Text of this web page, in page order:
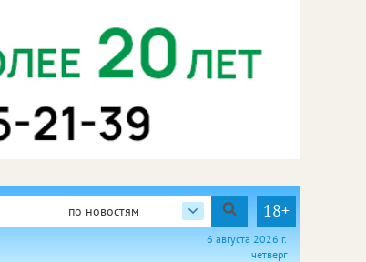
по новостям 18+
6 августа 2026 г.
четверг